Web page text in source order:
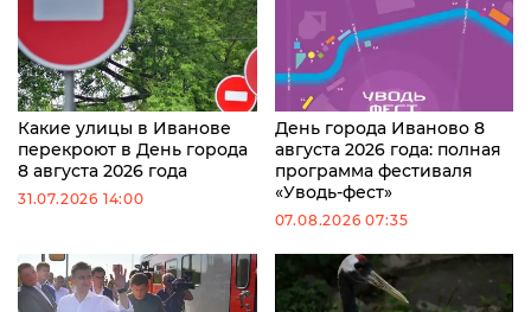
Какие улицы в Иванове
перекроют в День города
8 августа 2026 года
31.07.2026 14:00
День города Иваново 8
августа 2026 года: полная
программа фестиваля
«Уводь-фест»
07.08.2026 07:35